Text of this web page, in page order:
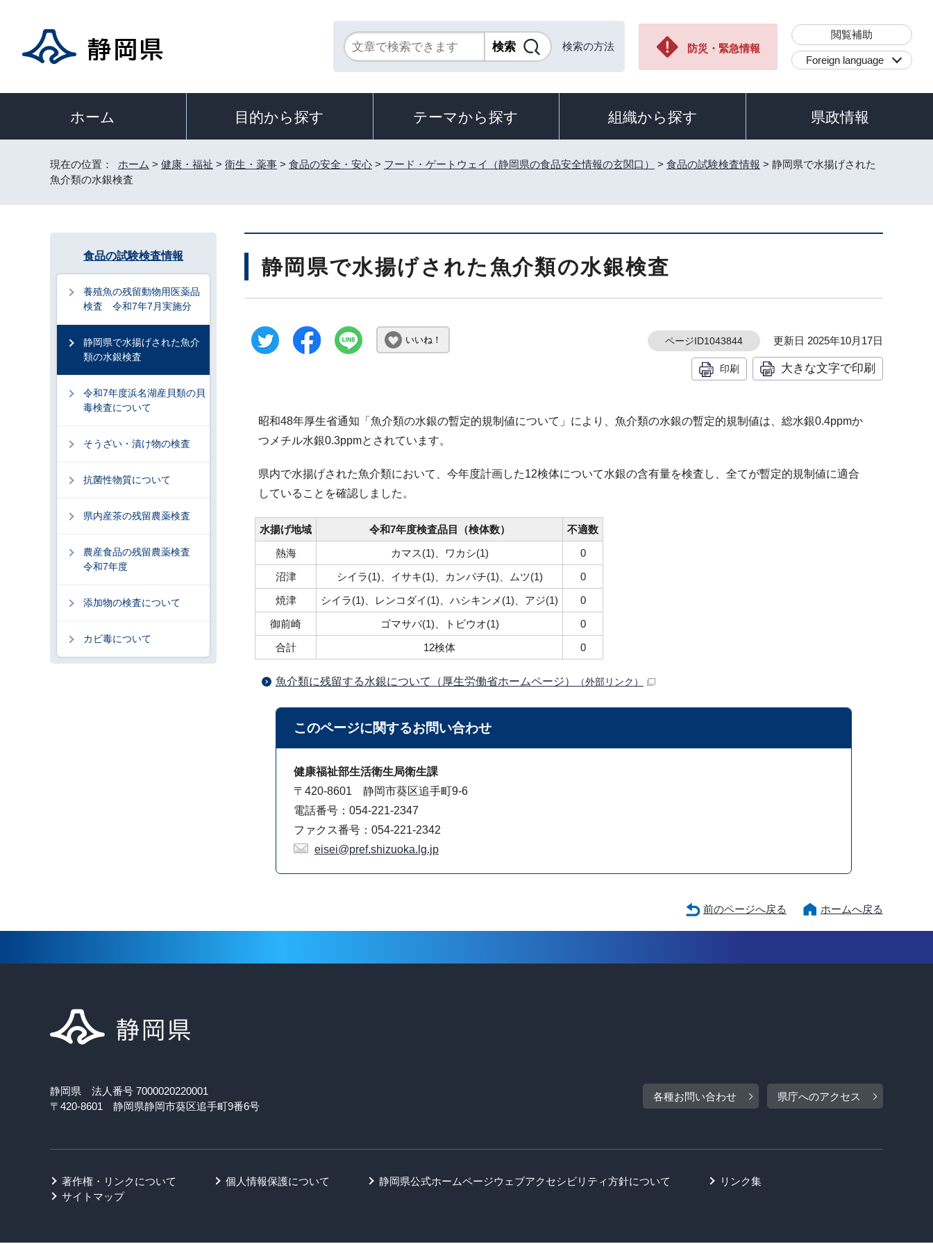
検索の方法 防災・緊急情報
閲覧補助
Foreign language
ホーム 目的から探す テーマから探す 組織から探す 県政情報
現在の位置： ホーム > 健康・福祉 > 衛生・薬事 > 食品の安全・安心 > フード・ゲートウェイ（静岡県の食品安全情報の玄関口） > 食品の試験検査情報 > 静岡県で水揚げされた
魚介類の水銀検査
静岡県で水揚げされた魚介類の水銀検査
いいね！ ページID1043844 更新日 2025年10月17日
印刷 大きな文字で印刷
昭和48年厚生省通知「魚介類の水銀の暫定的規制値について」により、魚介類の水銀の暫定的規制値は、総水銀0.4ppmか
つメチル水銀0.3ppmとされています。
県内で水揚げされた魚介類において、今年度計画した12検体について水銀の含有量を検査し、全てが暫定的規制値に適合
していることを確認しました。
水揚げ地域 令和7年度検査品目（検体数）
不適数
熱海
カマス(1)、ワカシ(1)
0
沼津
シイラ(1)、イサキ(1)、カンパチ(1)、ムツ(1)
0
焼津
シイラ(1)、レンコダイ(1)、ハシキンメ(1)、アジ(1)
0
御前崎
ゴマサバ(1)、トビウオ(1)
0
合計
12検体 0
魚介類に残留する水銀について（厚生労働省ホームページ） （外部リンク）
このページに関するお問い合わせ
健康福祉部生活衛生局衛生課
〒420-8601 静岡市葵区追手町9-6
電話番号：054-221-2347
ファクス番号：054-221-2342
eisei@pref.shizuoka.lg.jp
食品の試験検査情報
養殖魚の残留動物用医薬品
検査 令和7年7月実施分
静岡県で水揚げされた魚介
類の水銀検査
令和7年度浜名湖産貝類の貝
毒検査について
そうざい・漬け物の検査
抗菌性物質について
県内産茶の残留農薬検査
農産食品の残留農薬検査
令和7年度
添加物の検査について
カビ毒について
前のページへ戻る ホームへ戻る
静岡県 法人番号 7000020220001
〒420-8601 静岡県静岡市葵区追手町9番6号
各種お問い合わせ 県庁へのアクセス
著作権・リンクについて 個人情報保護について 静岡県公式ホームページウェブアクセシビリティ方針について
リンク集
サイトマップ